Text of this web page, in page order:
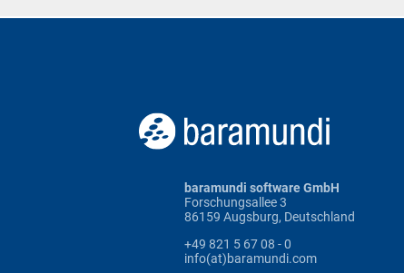
baramundi software GmbH
Forschungsallee 3
86159 Augsburg, Deutschland
+49 821 5 67 08 - 0
info(at)baramundi.com